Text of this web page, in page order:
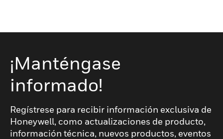
¡Manténgase
informado!
Regístrese para recibir información exclusiva de
Honeywell, como actualizaciones de producto,
información técnica, nuevos productos, eventos